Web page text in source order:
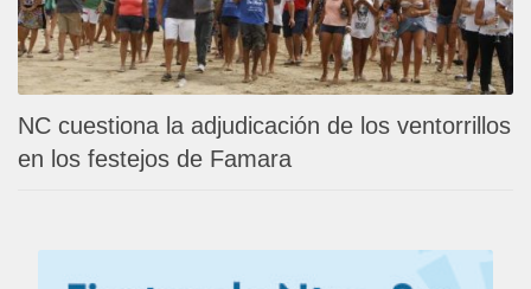
NC cuestiona la adjudicación de los ventorrillos
en los festejos de Famara